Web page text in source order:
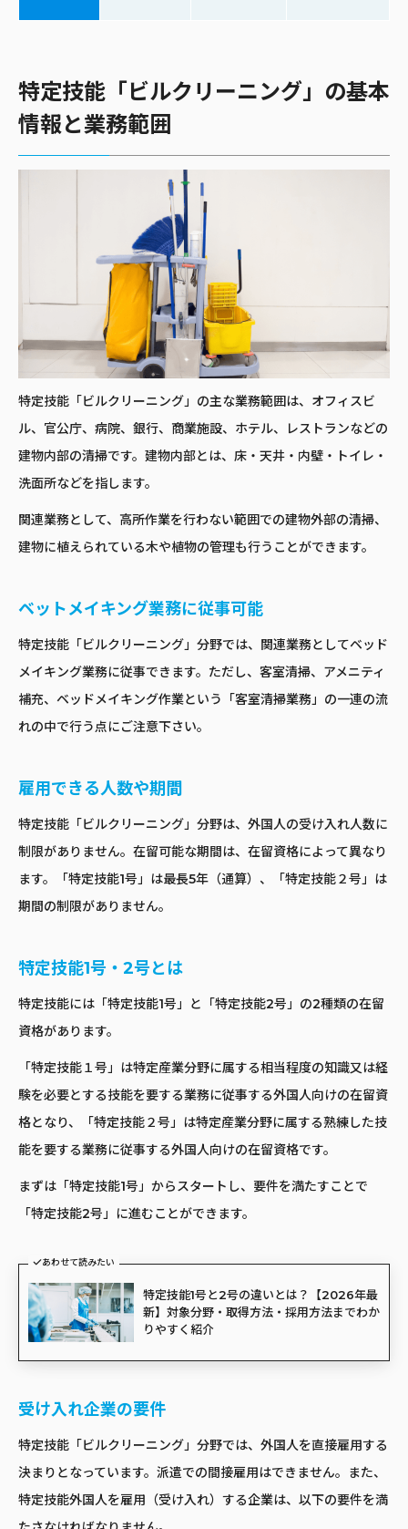
特定技能「ビルクリーニング」の基本
情報と業務範囲
特定技能「ビルクリーニング」の主な業務範囲は、オフィスビ
ル、官公庁、病院、銀行、商業施設、ホテル、レストランなどの
建物内部の清掃です。建物内部とは、床・天井・内壁・トイレ・
洗面所などを指します。
関連業務として、高所作業を行わない範囲での建物外部の清掃、
建物に植えられている木や植物の管理も行うことができます。
ベットメイキング業務に従事可能
特定技能「ビルクリーニング」分野では、関連業務としてベッド
メイキング業務に従事できます。ただし、客室清掃、アメニティ
補充、ベッドメイキング作業という「客室清掃業務」の一連の流
れの中で行う点にご注意下さい。
雇用できる人数や期間
特定技能「ビルクリーニング」分野は、外国人の受け入れ人数に
制限がありません。在留可能な期間は、在留資格によって異なり
ます。「特定技能1号」は最長5年（通算）、「特定技能２号」は
期間の制限がありません。
特定技能1号・2号とは
特定技能には「特定技能1号」と「特定技能2号」の2種類の在留
資格があります。
「特定技能１号」は特定産業分野に属する相当程度の知識又は経
験を必要とする技能を要する業務に従事する外国人向けの在留資
格となり、「特定技能２号」は特定産業分野に属する熟練した技
能を要する業務に従事する外国人向けの在留資格です。
まずは「特定技能1号」からスタートし、要件を満たすことで
「特定技能2号」に進むことができます。
あわせて読みたい
特定技能1号と2号の違いとは？【2026年最
新】対象分野・取得方法・採用方法までわか
りやすく紹介
受け入れ企業の要件
特定技能「ビルクリーニング」分野では、外国人を直接雇用する
決まりとなっています。派遣での間接雇用はできません。また、
特定技能外国人を雇用（受け入れ）する企業は、以下の要件を満